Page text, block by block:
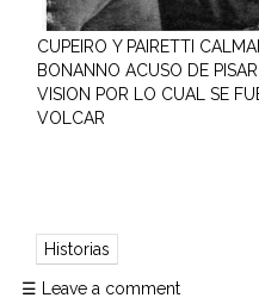
CUPEIRO Y PAIRETTI
BONANNO ACUSO DE
VISION POR LO CUAL SE
VOLCAR
Historias
☰ Leave a comment